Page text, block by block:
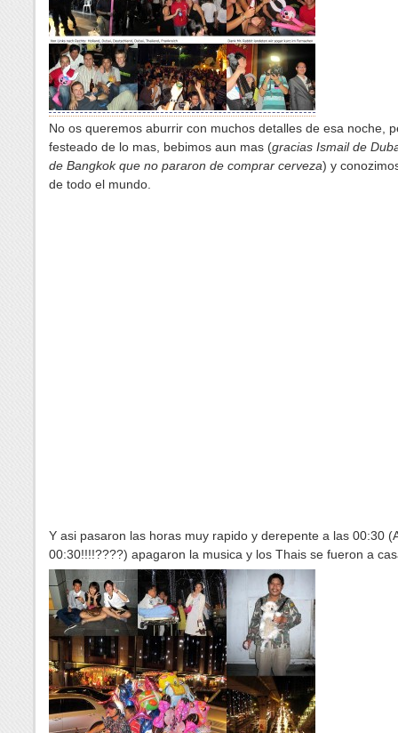
No os queremos aburrir con muchos detalles de esa noche,
festeado de lo mas, bebimos aun mas (gracias Ismail de
de Bangkok que no pararon de comprar cerveza) y
de todo el mundo.
Y asi pasaron las horas muy rapido y derepente a las 00:30
00:30!!!!????) apagaron la musica y los Thais se fueron a